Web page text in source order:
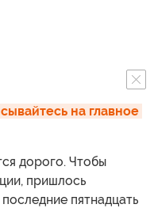
на главное
дорого. Чтобы
пришлось
пятнадцать